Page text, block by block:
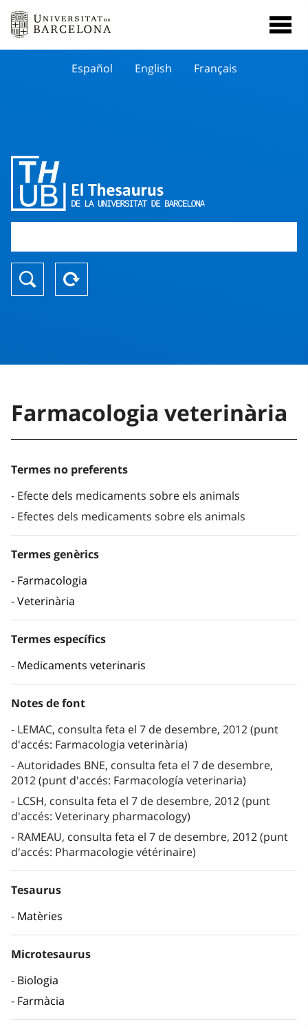
Español English Français
Farmacologia veterinària
Termes no preferents
Efecte dels medicaments sobre els animals
Efectes dels medicaments sobre els animals
Termes genèrics
Farmacologia
Veterinària
Termes específics
Medicaments veterinaris
Notes de font
LEMAC, consulta feta el 7 de desembre, 2012 (punt
d'accés: Farmacologia veterinària)
Autoridades BNE, consulta feta el 7 de desembre,
2012 (punt d'accés: Farmacología veterinaria)
LCSH, consulta feta el 7 de desembre, 2012 (punt
d'accés: Veterinary pharmacology)
RAMEAU, consulta feta el 7 de desembre, 2012 (punt
d'accés: Pharmacologie vétérinaire)
Tesaurus
Matèries
Microtesaurus
Biologia
Farmàcia